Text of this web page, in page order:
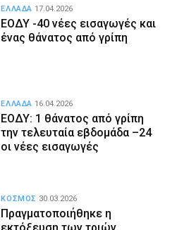
ΕΟΔΥ -40 νέες εισαγωγές και
ένας θάνατος από γρίπη
ΕΛΛΑΔΑ 17.04.2026
ΕΟΔΥ: 1 θάνατος από γρίπη
την τελευταία εβδομάδα –24
οι νέες εισαγωγές
ΕΛΛΑΔΑ 16.04.2026
Πραγματοποιήθηκε η
ΚΟΣΜΟΣ 30.03.2026